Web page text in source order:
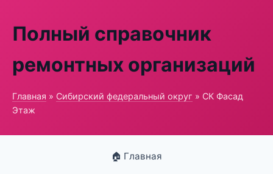
Полный справочник
ремонтных организаций
Главная » Сибирский федеральный округ » СК Фасад
Этаж
🏠 Главная